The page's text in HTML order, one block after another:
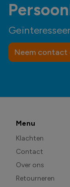
Neem contact
Menu
Klachten
Contact
Over ons
Retourneren